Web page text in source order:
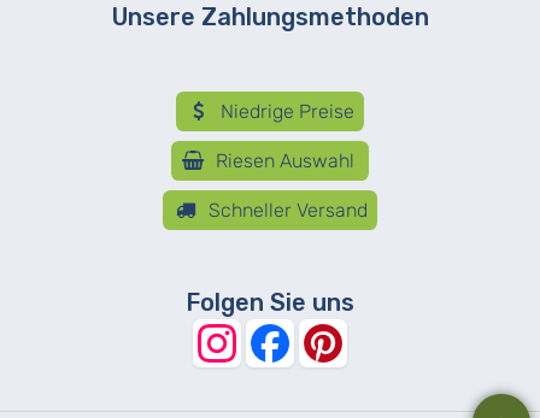
Unsere Zahlungsmethoden
Niedrige Preise
Riesen Auswahl
Schneller Versand
Folgen Sie uns